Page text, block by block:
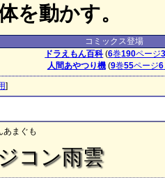
を動かす。
コミックス登場
ドラえもん百科(6巻190ページ
人間あやつり機(9巻55ページ6
]
あまぐも
コン雨雲